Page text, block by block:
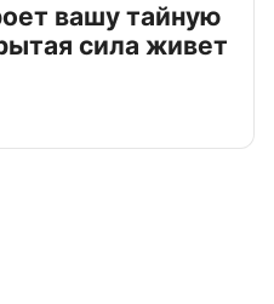
вашу тайную
сила живет